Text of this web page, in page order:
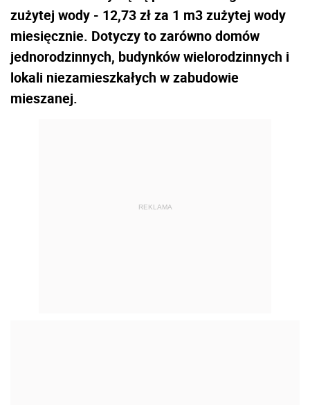
zużytej wody - 12,73 zł za 1 m3 zużytej wody
miesięcznie. Dotyczy to zarówno domów
jednorodzinnych, budynków wielorodzinnych i
lokali niezamieszkałych w zabudowie
mieszanej.
REKLAMA